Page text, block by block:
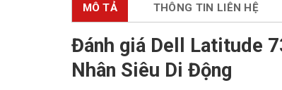
MÔ TẢ THÔNG TIN LIÊN HỆ
Đánh giá Dell Latitude
Nhân Siêu Di Động